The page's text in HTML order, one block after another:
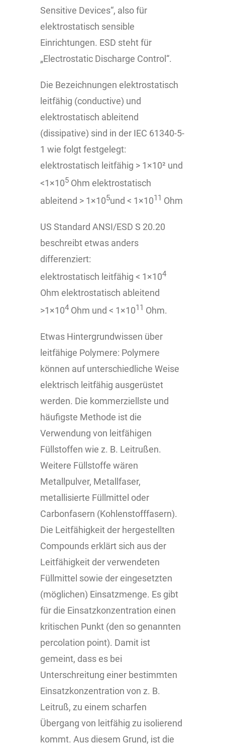
Sensitive Devices“, also für
elektrostatisch sensible
Einrichtungen. ESD steht für
„Electrostatic Discharge Control“.
Die Bezeichnungen elektrostatisch
leitfähig (conductive) und
elektrostatisch ableitend
(dissipative) sind in der IEC 61340-5-
1 wie folgt festgelegt:
elektrostatisch leitfähig > 1×10² und
<1×105 Ohm elektrostatisch
ableitend > 1×105und < 1×1011 Ohm
US Standard ANSI/ESD S 20.20
beschreibt etwas anders
differenziert:
elektrostatisch leitfähig < 1×104
Ohm elektrostatisch ableitend
>1×104 Ohm und < 1×1011 Ohm.
Etwas Hintergrundwissen über
leitfähige Polymere: Polymere
können auf unterschiedliche Weise
elektrisch leitfähig ausgerüstet
werden. Die kommerziellste und
häufigste Methode ist die
Verwendung von leitfähigen
Füllstoffen wie z. B. Leitrußen.
Weitere Füllstoffe wären
Metallpulver, Metallfaser,
metallisierte Füllmittel oder
Carbonfasern (Kohlenstofffasern).
Die Leitfähigkeit der hergestellten
Compounds erklärt sich aus der
Leitfähigkeit der verwendeten
Füllmittel sowie der eingesetzten
(möglichen) Einsatzmenge. Es gibt
für die Einsatzkonzentration einen
kritischen Punkt (den so genannten
percolation point). Damit ist
gemeint, dass es bei
Unterschreitung einer bestimmten
Einsatzkonzentration von z. B.
Leitruß, zu einem scharfen
Übergang von leitfähig zu isolierend
kommt. Aus diesem Grund, ist die